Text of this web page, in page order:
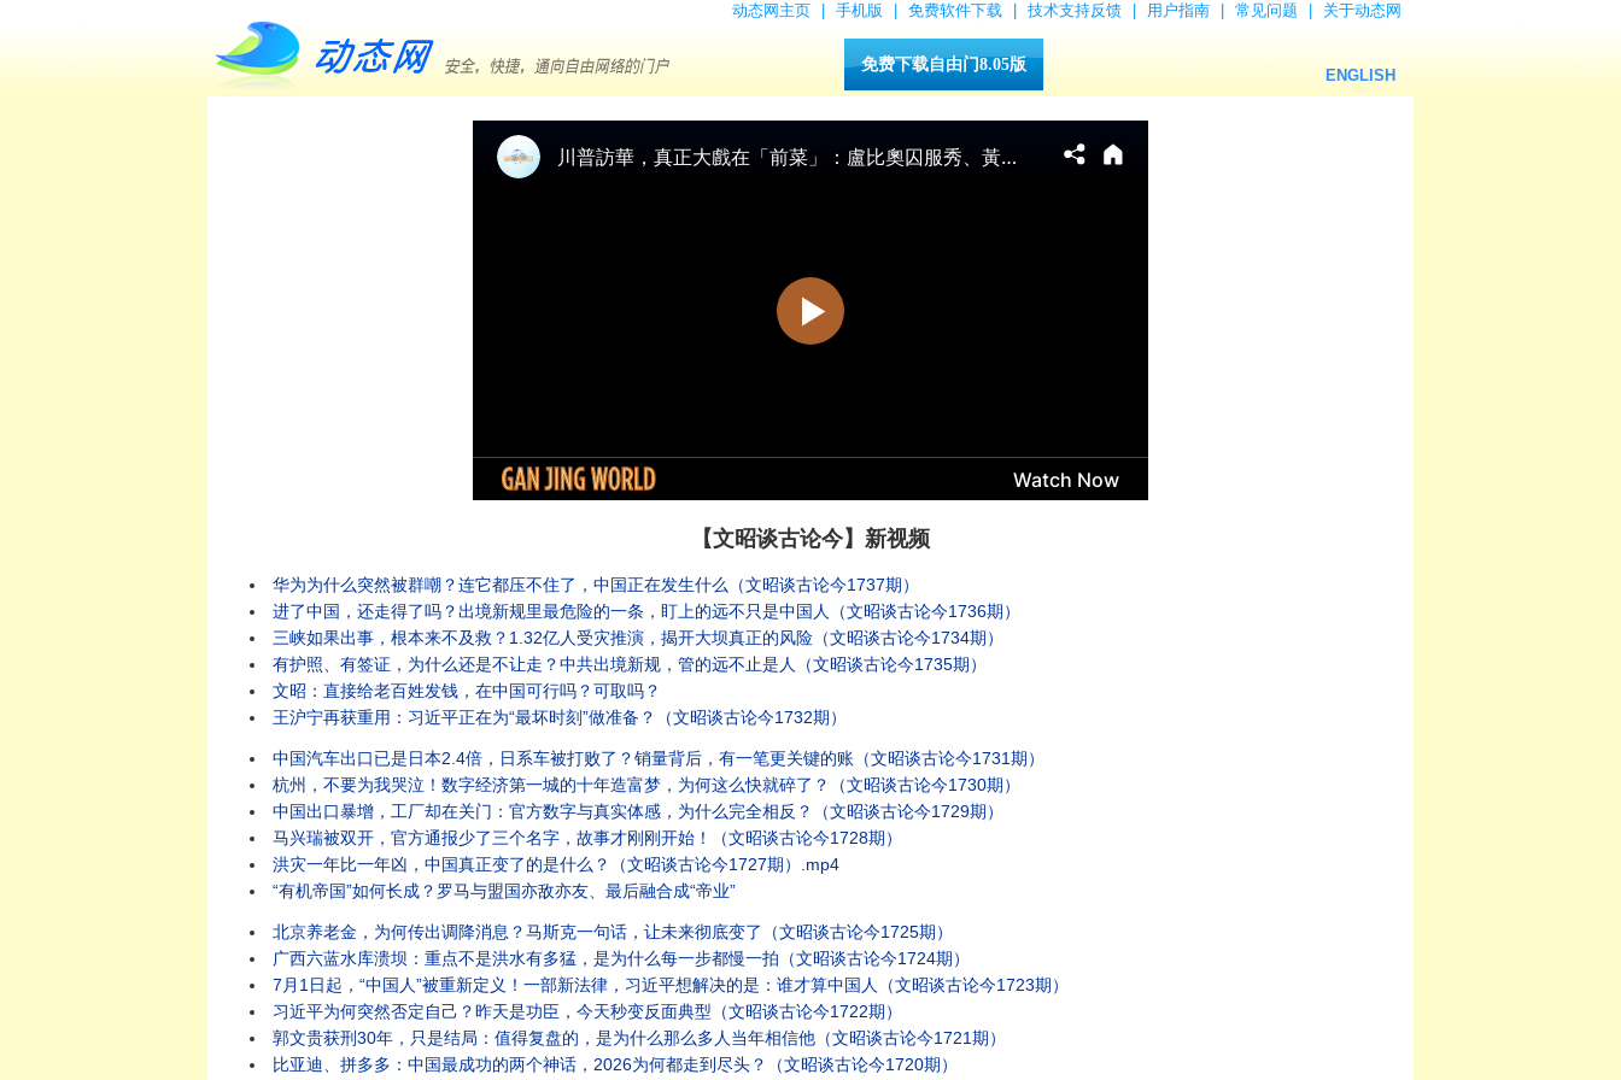
动态网主页 手机版 免费软件下载 技术支持反馈 用户指南 常见问题 关于动态网
免费下载自由门8.05版
ENGLISH
【文昭谈古论今】新视频
华为为什么突然被群嘲？连它都压不住了，中国正在发生什么（文昭谈古论今1737期）
进了中国，还走得了吗？出境新规里最危险的一条，盯上的远不只是中国人（文昭谈古论今1736期）
三峡如果出事，根本来不及救？1.32亿人受灾推演，揭开大坝真正的风险（文昭谈古论今1734期）
有护照、有签证，为什么还是不让走？中共出境新规，管的远不止是人（文昭谈古论今1735期）
文昭：直接给老百姓发钱，在中国可行吗？可取吗？
王沪宁再获重用：习近平正在为“最坏时刻”做准备？（文昭谈古论今1732期）
中国汽车出口已是日本2.4倍，日系车被打败了？销量背后，有一笔更关键的账（文昭谈古论今1731期）
杭州，不要为我哭泣！数字经济第一城的十年造富梦，为何这么快就碎了？（文昭谈古论今1730期）
中国出口暴增，工厂却在关门：官方数字与真实体感，为什么完全相反？（文昭谈古论今1729期）
马兴瑞被双开，官方通报少了三个名字，故事才刚刚开始！（文昭谈古论今1728期）
洪灾一年比一年凶，中国真正变了的是什么？（文昭谈古论今1727期）.mp4
“有机帝国”如何长成？罗马与盟国亦敌亦友、最后融合成“帝业”
北京养老金，为何传出调降消息？马斯克一句话，让未来彻底变了（文昭谈古论今1725期）
广西六蓝水库溃坝：重点不是洪水有多猛，是为什么每一步都慢一拍（文昭谈古论今1724期）
7月1日起，“中国人”被重新定义！一部新法律，习近平想解决的是：谁才算中国人（文昭谈古论今1723期）
习近平为何突然否定自己？昨天是功臣，今天秒变反面典型（文昭谈古论今1722期）
郭文贵获刑30年，只是结局：值得复盘的，是为什么那么多人当年相信他（文昭谈古论今1721期）
比亚迪、拼多多：中国最成功的两个神话，2026为何都走到尽头？（文昭谈古论今1720期）